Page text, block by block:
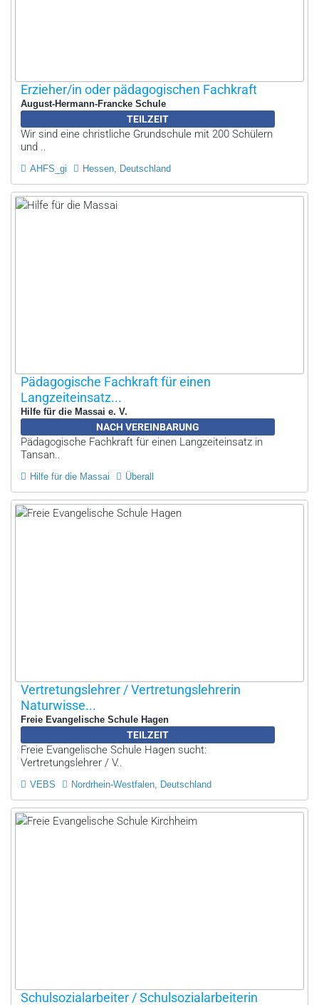
Erzieher/in oder pädagogischen Fachkraft
August-Hermann-Francke Schule
TEILZEIT
Wir sind eine christliche Grundschule mit 200 Schülern
und ..
AHFS_gi Hessen, Deutschland
Pädagogische Fachkraft für einen
Langzeiteinsatz...
Hilfe für die Massai e. V.
NACH VEREINBARUNG
Pädagogische Fachkraft für einen Langzeiteinsatz in
Tansan..
Hilfe für die Massai Überall
Vertretungslehrer / Vertretungslehrerin
Naturwisse...
Freie Evangelische Schule Hagen
TEILZEIT
Freie Evangelische Schule Hagen sucht:
Vertretungslehrer / V..
VEBS Nordrhein-Westfalen, Deutschland
Schulsozialarbeiter / Schulsozialarbeiterin